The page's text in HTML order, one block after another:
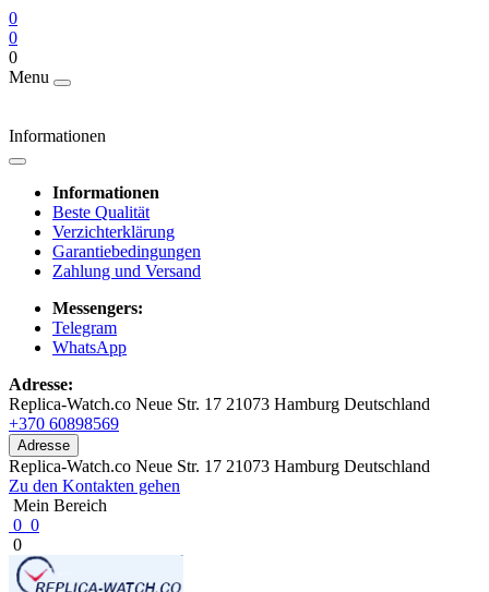
0
0
0
Menu
Informationen
Informationen
Beste Qualität
Verzichterklärung
Garantiebedingungen
Zahlung und Versand
Messengers:
Telegram
WhatsApp
Adresse:
Replica-Watch.co Neue Str. 17 21073 Hamburg Deutschland
+370 60898569
Adresse
Replica-Watch.co Neue Str. 17 21073 Hamburg Deutschland
Zu den Kontakten gehen
Mein Bereich
0 0
0